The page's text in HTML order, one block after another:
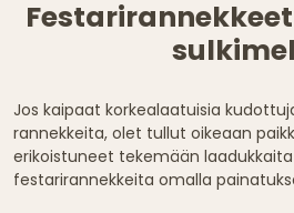
Jos kaipaat korkealaatuisia
rannekkeita, olet tullut oikeaan
erikoistuneet tekemään
festarirannekkeita omalla